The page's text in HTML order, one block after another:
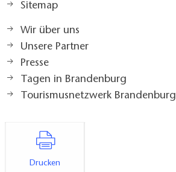
Sitemap
Wir über uns
Unsere Partner
Presse
Tagen in Brandenburg
Tourismusnetzwerk Brandenburg
Drucken